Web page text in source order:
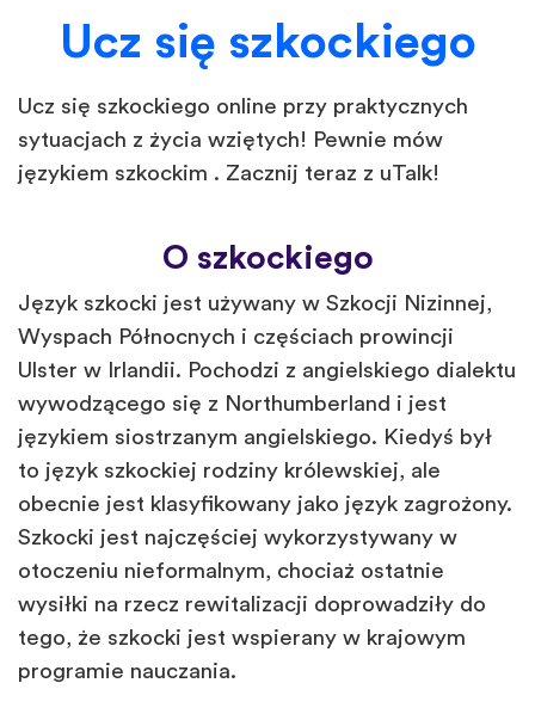
Ucz się szkockiego
Ucz się szkockiego online przy praktycznych
sytuacjach z życia wziętych! Pewnie mów
językiem szkockim . Zacznij teraz z uTalk!
O szkockiego
Język szkocki jest używany w Szkocji Nizinnej,
Wyspach Północnych i częściach prowincji
Ulster w Irlandii. Pochodzi z angielskiego dialektu
wywodzącego się z Northumberland i jest
językiem siostrzanym angielskiego. Kiedyś był
to język szkockiej rodziny królewskiej, ale
obecnie jest klasyfikowany jako język zagrożony.
Szkocki jest najczęściej wykorzystywany w
otoczeniu nieformalnym, chociaż ostatnie
wysiłki na rzecz rewitalizacji doprowadziły do
tego, że szkocki jest wspierany w krajowym
programie nauczania.